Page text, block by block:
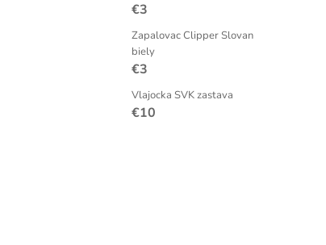
€3
Zapalovac Clipper Slovan
biely
€3
Vlajocka SVK zastava
€10